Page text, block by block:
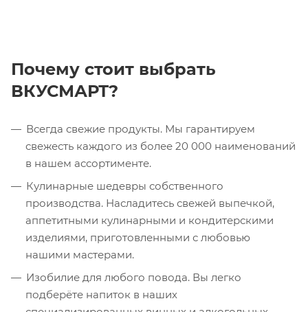
Почему стоит выбрать
ВКУСМАРТ?
Всегда свежие продукты. Мы гарантируем
свежесть каждого из более 20 000 наименований
в нашем ассортименте.
Кулинарные шедевры собственного
производства. Насладитесь свежей выпечкой,
аппетитными кулинарными и кондитерскими
изделиями, приготовленными с любовью
нашими мастерами.
Изобилие для любого повода. Вы легко
подберёте напиток в наших